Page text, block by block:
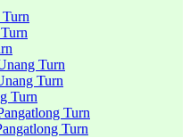
Turn
Turn
Turn
Turn
Turn